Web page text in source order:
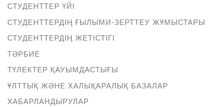
СТУДЕНТТЕР ҮЙІ
СТУДЕНТТЕРДІҢ ҒЫЛЫМИ-ЗЕРТТЕУ ЖҰМЫСТАРЫ
СТУДЕНТТЕРДІҢ ЖЕТІСТІГІ
ТӘРБИЕ
ТҮЛЕКТЕР ҚАУЫМДАСТЫҒЫ
ҰЛТТЫҚ ЖӘНЕ ХАЛЫҚАРАЛЫҚ БАЗАЛАР
ХАБАРЛАНДЫРУЛАР